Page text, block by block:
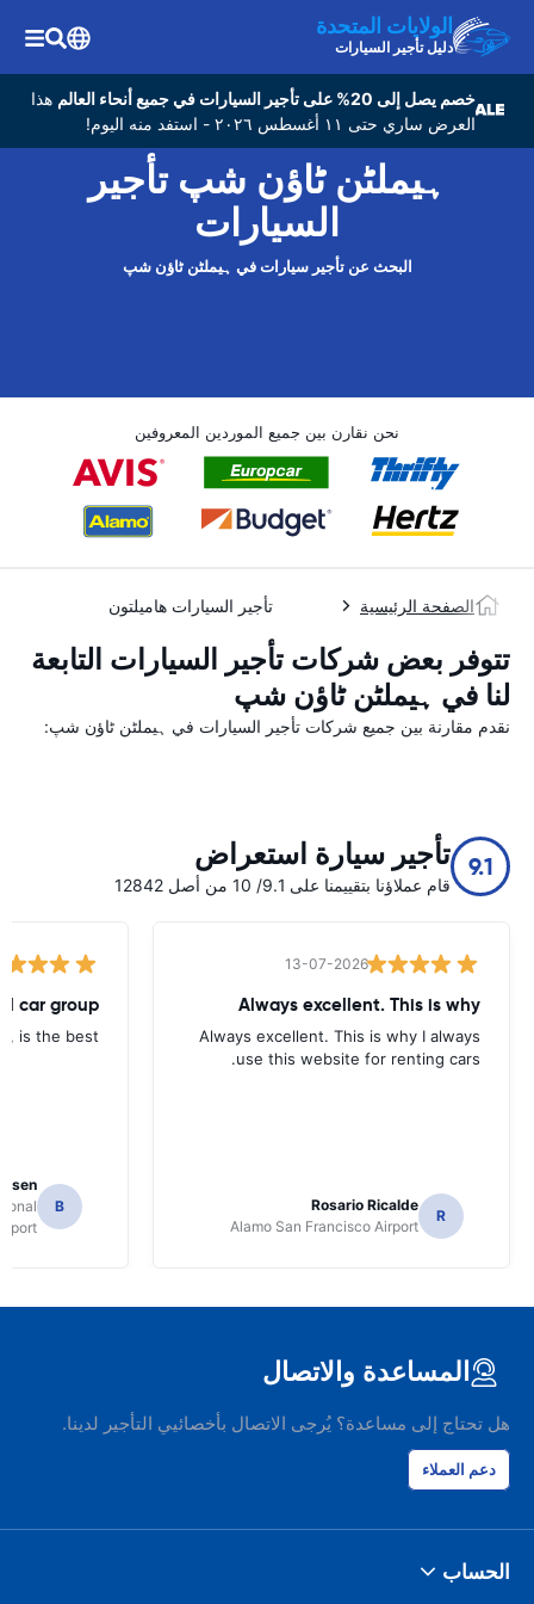
الولايات المتحدة
دليل تأجير السيارات
خصم يصل إلى 20% على تأجير السيارات في جميع أنحاء العالم
هذا
العرض ساري حتى ١١ أغسطس ٢٠٢٦ - استفد منه اليوم!
ہیملٹن ٹاؤن شپ تأجير
السيارات
البحث عن تأجير سيارات في ہیملٹن ٹاؤن شپ
نحن نقارن بين جميع الموردين المعروفين
الصفحة الرئيسية تأجير السيارات هاميلتون
تتوفر بعض شركات تأجير السيارات التابعة
لنا في ہیملٹن ٹاؤن شپ
نقدم مقارنة بين جميع شركات تأجير السيارات في ہیملٹن ٹاؤن شپ:
9.1 تأجير سيارة استعراض
قام عملاؤنا بتقييمنا على 9.1/ 10 من أصل 12842
13-07-2026
Always excellent. This is why
Always excellent. This is why I always
use this website for renting cars.
R
Rosario Ricalde
Alamo San Francisco Airport
car group
is the best.
B
المساعدة والاتصال
هل تحتاج إلى مساعدة؟ يُرجى الاتصال بأخصائيي التأجير لدينا.
دعم العملاء
الحساب